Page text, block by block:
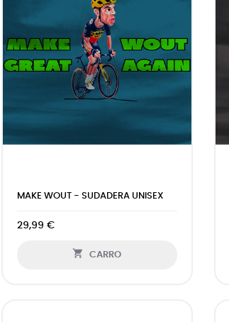
MAKE WOUT - SUDADERA UNISEX
29,99 €
 CARRO